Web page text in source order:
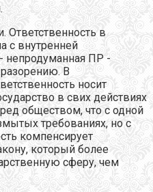
Ответственность в
с внутренней
непродуманная ПР -
В
носит
в свих действиях
обществом, что с одной
требованиях, но с
компенсирует
который более
сферу, чем